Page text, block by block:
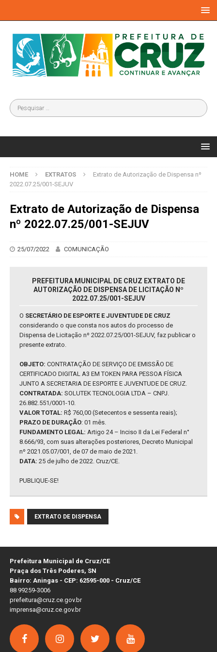
HOME EXTRATOS
Extrato de Autorização de Dispensa nº
2022.07.25/001-SEJUV
Extrato de Autorização de Dispensa
nº 2022.07.25/001-SEJUV
25/07/2022 COMUNICAÇÃO
PREFEITURA MUNICIPAL DE CRUZ EXTRATO DE
AUTORIZAÇÃO DE DISPENSA DE LICITAÇÃO Nº
2022.07.25/001-SEJUV
O SECRETÁRIO DE ESPORTE E JUVENTUDE DE CRUZ
considerando o que consta nos autos do processo de
Dispensa de Licitação nº 2022.07.25/001-SEJUV, faz publicar o
presente extrato.
OBJETO: CONTRATAÇÃO DE SERVIÇO DE EMISSÃO DE
CERTIFICADO DIGITAL A3 EM TOKEN PARA PESSOA FÍSICA
JUNTO A SECRETARIA DE ESPORTE E JUVENTUDE DE CRUZ.
CONTRATADA: SOLUTEK TECNOLOGIA LTDA – CNPJ.
26.882.551/0001-10.
VALOR TOTAL: R$ 760,00 (Setecentos e sessenta reais);
PRAZO DE DURAÇÃO: 01 mês.
FUNDAMENTO LEGAL: Artigo 24 – Inciso II da Lei Federal n°
8.666/93, com suas alterações posteriores, Decreto Municipal
nº 2021.05.07/001, de 07 de maio de 2021.
DATA: 25 de julho de 2022. Cruz/CE.
PUBLIQUE-SE!
EXTRATO DE DISPENSA
Prefeitura Municipal de Cruz/CE
Praça dos Três Poderes, SN
Bairro: Aningas - CEP: 62595-000 - Cruz/CE
88 99259-3006
prefeitura@cruz.ce.gov.br
imprensa@cruz.ce.gov.br